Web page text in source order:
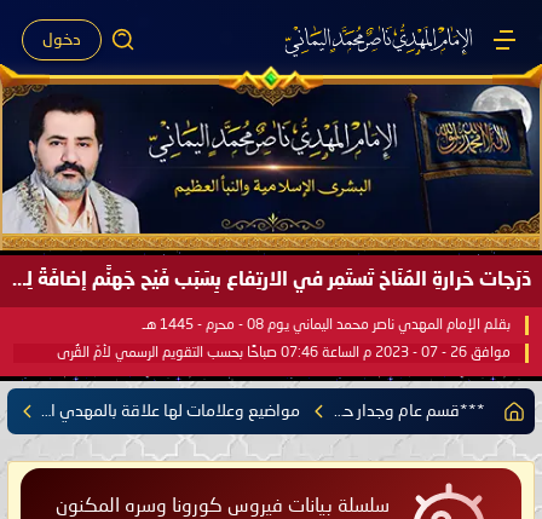
دخول
صَيْفُ سَقَرَ يَبدأُ في اجتياحِ شِتاءِ القُطبِ الشَّمالي كَما وعَدناكُم بالحقِّ لعَامِكم هذا (1445 هـ) ..
بقلم الإمام المهدي ناصر محمد اليماني يوم 18 - جمادى الآخرة - 1445 هـ
موافق 31 - 12 - 2023 م الساعة 07:44 صباحًا بحسب التقويم الرسمي لأمّ القُرى
سلسلة بيانات فيروس كورونا وسره المكنون